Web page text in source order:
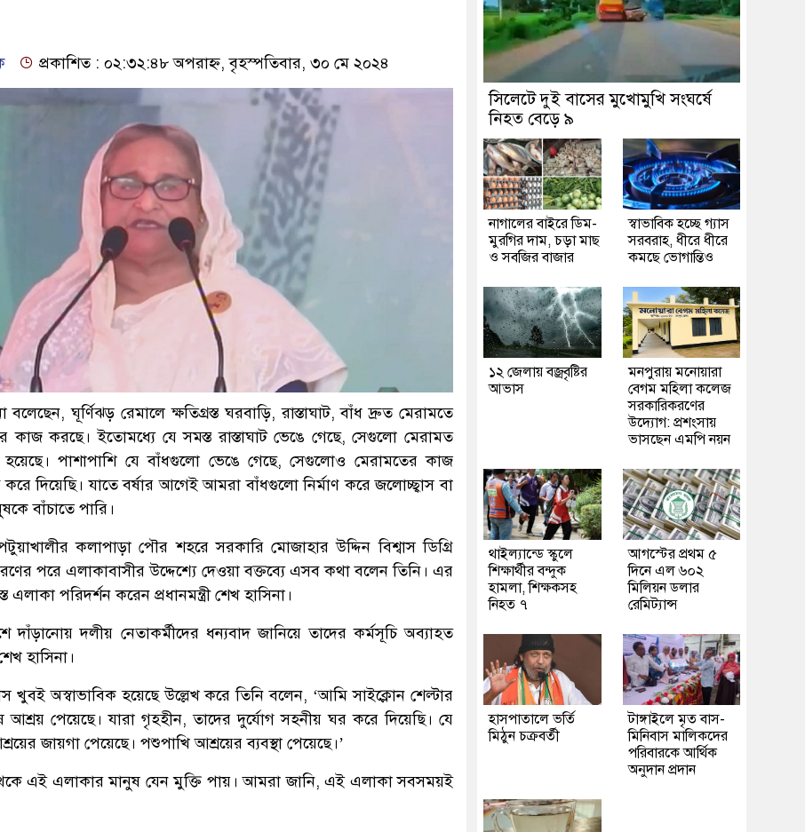
প্রকাশিত : ০২:৩২:৪৮ অপরাহ্ন, বৃহস্পতিবার, ৩০ মে ২০২৪
বলেছেন, ঘূর্ণিঝড় রেমালে ক্ষতিগ্রস্ত ঘরবাড়ি, রাস্তাঘাট, বাঁধ দ্রুত মেরামতে
করছে। ইতোমধ্যে যে সমস্ত রাস্তাঘাট ভেঙে গেছে, সেগুলো মেরামত
হয়েছে। পাশাপাশি যে বাঁধগুলো ভেঙে গেছে, সেগুলোও মেরামতের কাজ
দিয়েছি। যাতে বর্ষার আগেই আমরা বাঁধগুলো নির্মাণ করে জলোচ্ছ্বাস বা
বাঁচাতে পারি।
কলাপাড়া পৌর শহরে সরকারি মোজাহার উদ্দিন বিশ্বাস ডিগ্রি
পরে এলাকাবাসীর উদ্দেশ্যে দেওয়া বক্তব্যে এসব কথা বলেন তিনি। এর
এলাকা পরিদর্শন করেন প্রধানমন্ত্রী শেখ হাসিনা।
দাঁড়ানোয় দলীয় নেতাকর্মীদের ধন্যবাদ জানিয়ে তাদের কর্মসূচি অব্যাহত
হাসিনা।
খুবই অস্বাভাবিক হয়েছে উল্লেখ করে তিনি বলেন, ‘আমি সাইক্লোন শেল্টার
আশ্রয় পেয়েছে। যারা গৃহহীন, তাদের দুর্যোগ সহনীয় ঘর করে দিয়েছি। যে
জায়গা পেয়েছে। পশুপাখি আশ্রয়ের ব্যবস্থা পেয়েছে।’
এই এলাকার মানুষ যেন মুক্তি পায়। আমরা জানি, এই এলাকা সবসময়ই
সিলেটে দুই বাসের মুখোমুখি সংঘর্ষে
নিহত বেড়ে ৯
নাগালের বাইরে ডিম-
মুরগির দাম, চড়া মাছ
ও সবজির বাজার
স্বাভাবিক হচ্ছে গ্যাস
সরবরাহ, ধীরে ধীরে
কমছে ভোগান্তিও
১২ জেলায় বজ্রবৃষ্টির
আভাস
মনপুরায় মনোয়ারা
বেগম মহিলা কলেজ
সরকারিকরণের
উদ্যোগ: প্রশংসায়
ভাসছেন এমপি নয়ন
থাইল্যান্ডে স্কুলে
শিক্ষার্থীর বন্দুক
হামলা, শিক্ষকসহ
নিহত ৭
আগস্টের প্রথম ৫
দিনে এল ৬০২
মিলিয়ন ডলার
রেমিট্যান্স
হাসপাতালে ভর্তি
মিঠুন চক্রবর্তী
টাঙ্গাইলে মৃত বাস-
মিনিবাস মালিকদের
পরিবারকে আর্থিক
অনুদান প্রদান